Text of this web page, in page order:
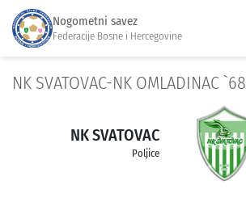
Nogometni savez
Federacije Bosne i Hercegovine
NK SVATOVAC-NK OMLADINAC `68
NK SVATOVAC
Poljice